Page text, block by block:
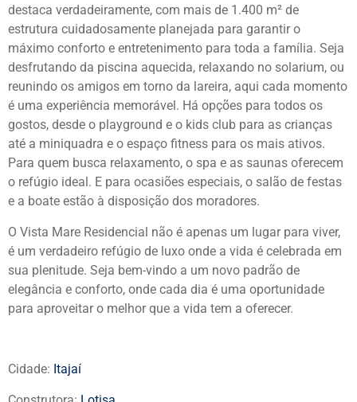
destaca verdadeiramente, com mais de 1.400 m² de
estrutura cuidadosamente planejada para garantir o
máximo conforto e entretenimento para toda a família. Seja
desfrutando da piscina aquecida, relaxando no solarium, ou
reunindo os amigos em torno da lareira, aqui cada momento
é uma experiência memorável. Há opções para todos os
gostos, desde o playground e o kids club para as crianças
até a miniquadra e o espaço fitness para os mais ativos.
Para quem busca relaxamento, o spa e as saunas oferecem
o refúgio ideal. E para ocasiões especiais, o salão de festas
e a boate estão à disposição dos moradores.
O Vista Mare Residencial não é apenas um lugar para viver,
é um verdadeiro refúgio de luxo onde a vida é celebrada em
sua plenitude. Seja bem-vindo a um novo padrão de
elegância e conforto, onde cada dia é uma oportunidade
para aproveitar o melhor que a vida tem a oferecer.
Cidade: Itajaí